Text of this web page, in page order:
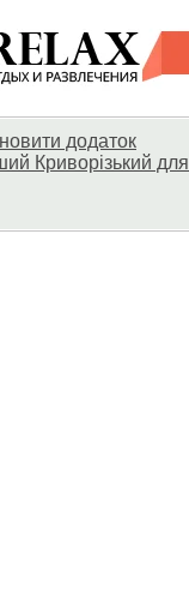
додаток
Криворізький для